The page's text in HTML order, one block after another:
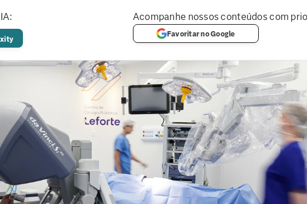
Acompanhe nossos conteúdos com
Favoritar no Google